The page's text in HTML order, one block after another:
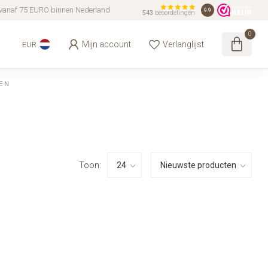
75 EURO binnen Nederland 543 beoordelingen 9.9
EUR Mijn account Verlanglijst
0
Toon: